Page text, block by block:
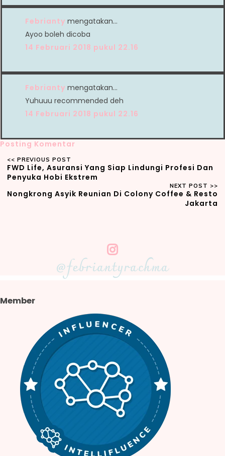
Febrianty mengatakan…
Ayoo boleh dicoba
14 Februari 2018 pukul 22.16
Febrianty mengatakan…
Yuhuuu recommended deh
14 Februari 2018 pukul 22.16
Posting Komentar
FWD Life, Asuransi Yang Siap Lindungi Profesi Dan
Penyuka Hobi Ekstrem
Nongkrong Asyik Reunian Di Colony Coffee & Resto
Jakarta
@febriantyrachma
Member